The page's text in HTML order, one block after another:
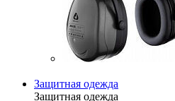
Защитная одежда
Защитная одежда